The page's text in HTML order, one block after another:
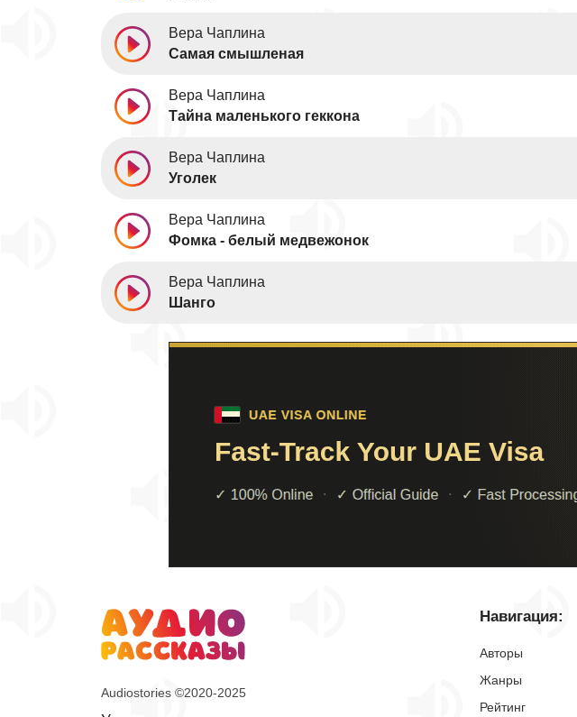
Вера Чаплина
Самая смышленая
Вера Чаплина
Тайна маленького геккона
Вера Чаплина
Уголек
Вера Чаплина
Фомка - белый медвежонок
Вера Чаплина
Шанго
Audiostories ©2020-2025
Навигация:
Авторы
Жанры
Рейтинг